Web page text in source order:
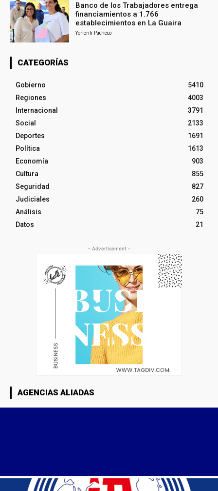
Banco de los Trabajadores entrega
financiamientos a 1.766
establecimientos en La Guaira
Yohenli Pacheco
CATEGORÍAS
Gobierno
5410
Regiones
4003
Internacional
3791
Social
2133
Deportes
1691
Política
1613
Economía
903
Cultura
855
Seguridad
827
Judiciales
260
Análisis
75
Datos
21
- Advertisement -
AGENCIAS ALIADAS